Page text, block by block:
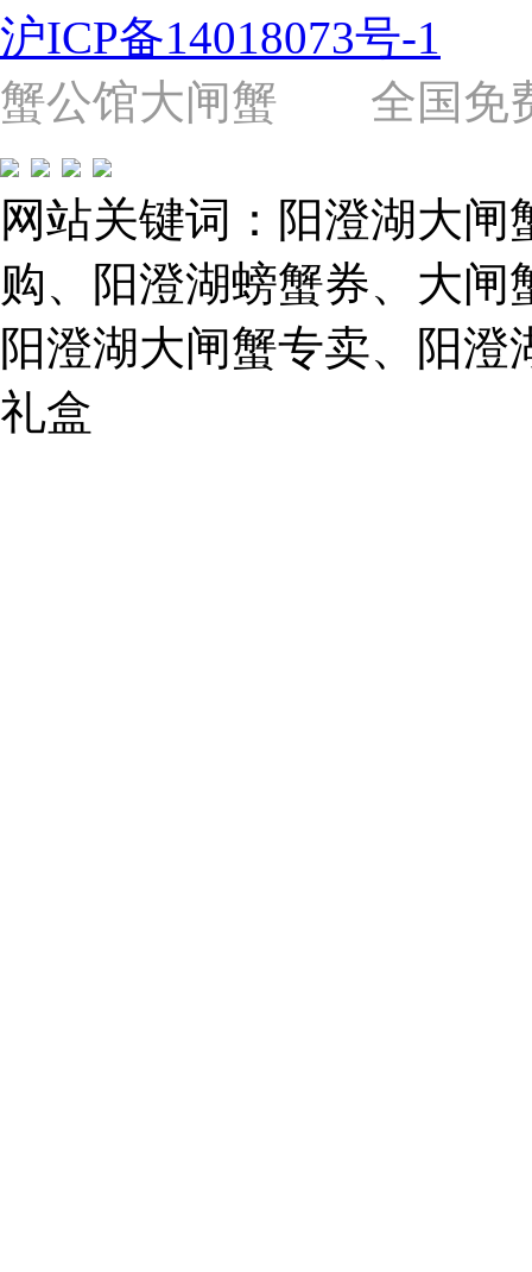
号
（靠
近
苗
圃
路）
Tel:
021-
62243579
E-
mail:
859749344@qq.com
1019225591
沪ICP备14018073号-1
蟹公馆大闸蟹 全国免费
网站关键词：阳澄湖大
购、阳澄湖螃蟹券、大
阳澄湖大闸蟹专卖、阳
礼盒